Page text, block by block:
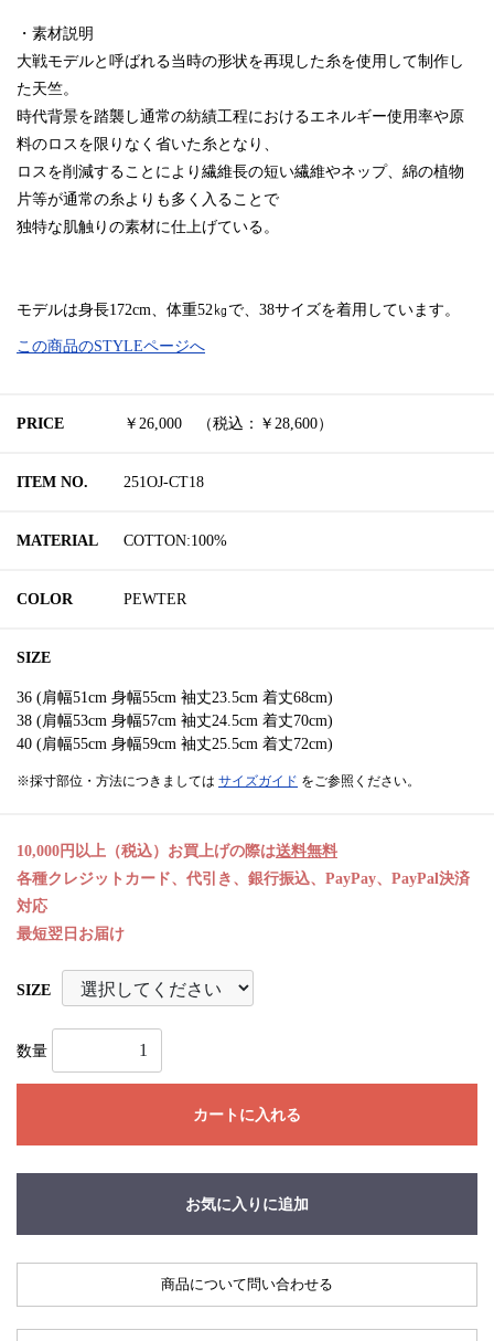
・素材説明
大戦モデルと呼ばれる当時の形状を再現した糸を使用して制作し
た天竺。
時代背景を踏襲し通常の紡績工程におけるエネルギー使用率や原
料のロスを限りなく省いた糸となり、
ロスを削減することにより繊維長の短い繊維やネップ、綿の植物
片等が通常の糸よりも多く入ることで
独特な肌触りの素材に仕上げている。
モデルは身長172cm、体重52㎏で、38サイズを着用しています。
この商品のSTYLEページへ
PRICE ￥26,000 （税込：￥28,600）
ITEM NO. 251OJ-CT18
MATERIAL COTTON:100%
COLOR PEWTER
SIZE
36 (肩幅51cm 身幅55cm 袖丈23.5cm 着丈68cm)
38 (肩幅53cm 身幅57cm 袖丈24.5cm 着丈70cm)
40 (肩幅55cm 身幅59cm 袖丈25.5cm 着丈72cm)
※採寸部位・方法につきましては サイズガイド をご参照ください。
10,000円以上（税込）お買上げの際は送料無料
各種クレジットカード、代引き、銀行振込、PayPay、PayPal決済
対応
最短翌日お届け
SIZE
数量
カートに入れる
お気に入りに追加
商品について問い合わせる